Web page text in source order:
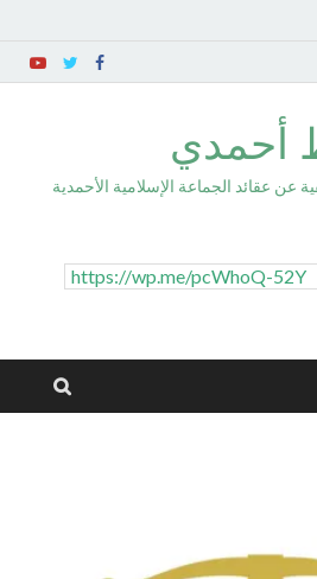
أحمدي
عن عقائد الجماعة الإسلامية الأحمدية